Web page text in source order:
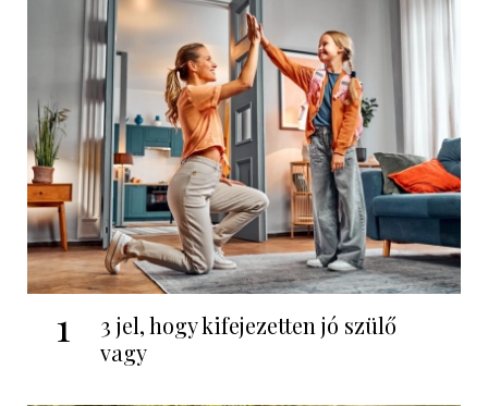
1
3 jel, hogy kifejezetten jó szülő
vagy